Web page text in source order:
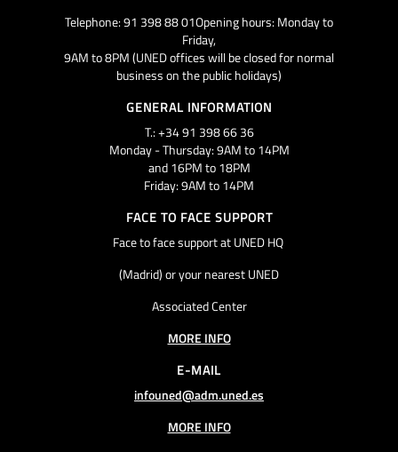
Telephone: 91 398 88 01Opening hours: Monday to
Friday,
9AM to 8PM (UNED offices will be closed for normal
business on the public holidays)
GENERAL INFORMATION
T.: +34 91 398 66 36
Monday - Thursday: 9AM to 14PM
and 16PM to 18PM
Friday: 9AM to 14PM
FACE TO FACE SUPPORT
Face to face support at UNED HQ
(Madrid) or your nearest UNED
Associated Center
MORE INFO
E-MAIL
infouned@adm.uned.es
MORE INFO